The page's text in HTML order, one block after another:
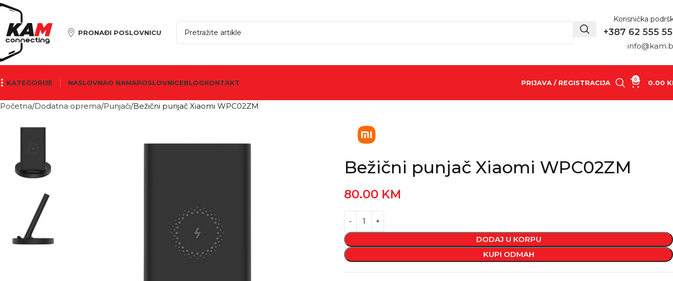
PRONAĐI POSLOVNICU
Korisnička
+387 62 555
KATEGORIJE NASLOVNAO NAMAPOSLOVNICEBLOGKONTAKT PRIJAVA / REGISTRACIJA 0 0.00
Početna Dodatna oprema Punjači Bežični punjač Xiaomi WPC02ZM
Bežični punjač Xiaomi WPC02ZM
80.00 KM
DODAJ U KORPU
KUPI ODMAH